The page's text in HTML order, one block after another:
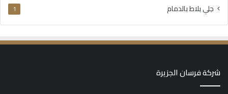
جلي بلاط بالدمام 1
شركة فرسان الجزيرة